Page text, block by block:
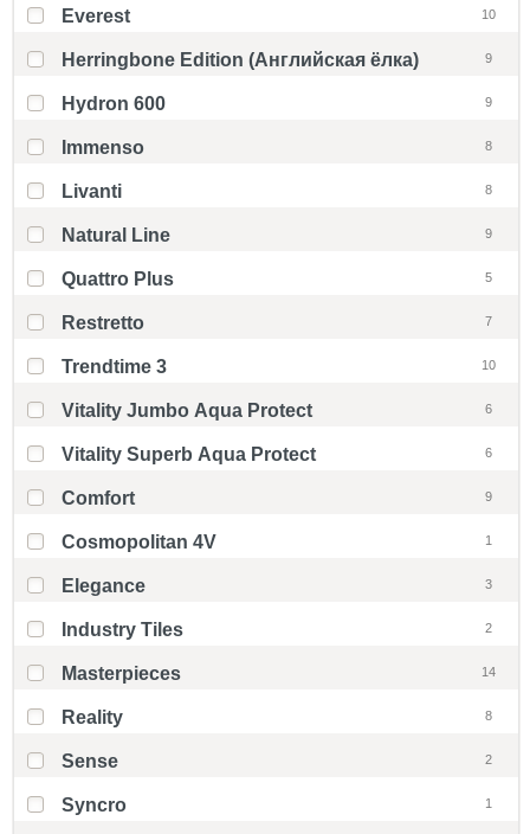
Everest 10
Herringbone Edition (Английская ёлка) 9
Hydron 600 9
Immenso 8
Livanti 8
Natural Line 9
Quattro Plus 5
Restretto 7
Trendtime 3 10
Vitality Jumbo Aqua Protect 6
Vitality Superb Aqua Protect 6
Comfort 9
Cosmopolitan 4V 1
Elegance 3
Industry Tiles 2
Masterpieces 14
Reality 8
Sense 2
Syncro 1